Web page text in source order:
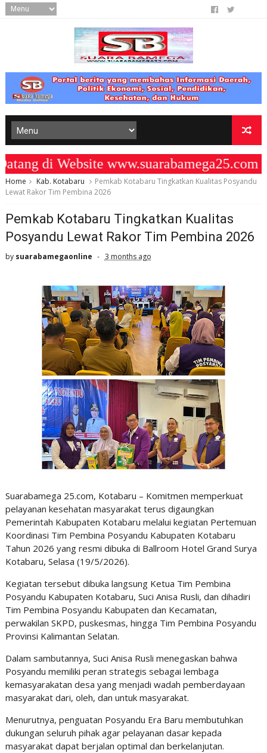
di Website www.suarabamega25.com "
Home Kab. Kotabaru
Pemkab Kotabaru Tingkatkan Kualitas Posyandu
Lewat Rakor Tim Pembina 2026
Pemkab Kotabaru Tingkatkan Kualitas
Posyandu Lewat Rakor Tim Pembina 2026
by suarabamegaonline 3 months ago
Suarabamega 25.com, Kotabaru – Komitmen memperkuat
pelayanan kesehatan masyarakat terus digaungkan
Pemerintah Kabupaten Kotabaru melalui kegiatan Pertemuan
Koordinasi Tim Pembina Posyandu Kabupaten Kotabaru
Tahun 2026 yang resmi dibuka di Ballroom Hotel Grand Surya
Kotabaru, Selasa (19/5/2026).
Kegiatan tersebut dibuka langsung Ketua Tim Pembina
Posyandu Kabupaten Kotabaru, Suci Anisa Rusli, dan dihadiri
Tim Pembina Posyandu Kabupaten dan Kecamatan,
perwakilan SKPD, puskesmas, hingga Tim Pembina Posyandu
Provinsi Kalimantan Selatan.
Dalam sambutannya, Suci Anisa Rusli menegaskan bahwa
Posyandu memiliki peran strategis sebagai lembaga
kemasyarakatan desa yang menjadi wadah pemberdayaan
masyarakat dari, oleh, dan untuk masyarakat.
Menurutnya, penguatan Posyandu Era Baru membutuhkan
dukungan seluruh pihak agar pelayanan dasar kepada
masyarakat dapat berjalan optimal dan berkelanjutan.